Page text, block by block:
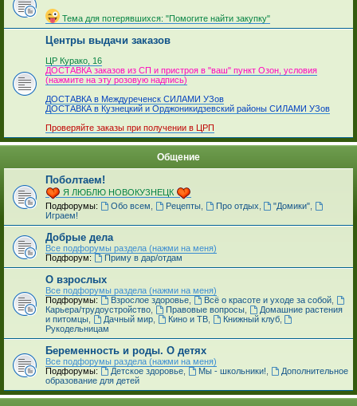
Тема для потерявшихся: "Помогите найти закупку"
Центры выдачи заказов
ЦР Курако, 16
ДОСТАВКА заказов из СП и пристроя в "ваш" пункт Озон, условия
(нажмите на эту розовую надпись)
ДОСТАВКА в Междуреченск СИЛАМИ УЗов
ДОСТАВКА в Кузнецкий и Орджоникидзевский районы СИЛАМИ УЗов
Проверяйте заказы при получении в ЦРП
Общение
Поболтаем!
Я ЛЮБЛЮ НОВОКУЗНЕЦК
Подфорумы:
Обо всем Рецепты, Про отдых "Домики"
Играем!
Добрые дела
Все подфорумы раздела (нажми на меня)
Подфорум:
Приму в дар/отдам
О взрослых
Все подфорумы раздела (нажми на меня)
Подфорумы:
Взрослое здоровье, Всё о красоте и уходе за собой,
Карьера/трудоустройство
Правовые вопросы,
Домашние растения
и питомцы
Дачный мир, Кино и ТВ, Книжный клуб,
Рукодельницам
Беременность и роды. О детях
Все подфорумы раздела (нажми на меня)
Подфорумы:
Детское здоровье, Мы - школьники!
Дополнительное
образование для детей